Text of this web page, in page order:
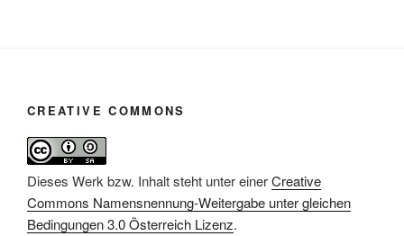
CREATIVE COMMONS
Dieses Werk bzw. Inhalt steht unter einerCreative
Commons Namensnennung-Weitergabe unter gleichen
Bedingungen 3.0 Österreich Lizenz.